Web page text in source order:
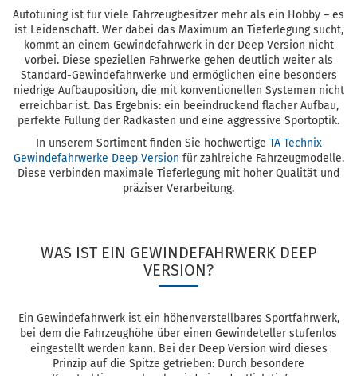
Autotuning ist für viele Fahrzeugbesitzer mehr als ein Hobby – es
ist Leidenschaft. Wer dabei das Maximum an Tieferlegung sucht,
kommt an einem Gewindefahrwerk in der Deep Version nicht
vorbei. Diese speziellen Fahrwerke gehen deutlich weiter als
Standard-Gewindefahrwerke und ermöglichen eine besonders
niedrige Aufbauposition, die mit konventionellen Systemen nicht
erreichbar ist. Das Ergebnis: ein beeindruckend flacher Aufbau,
perfekte Füllung der Radkästen und eine aggressive Sportoptik.
In unserem Sortiment finden Sie hochwertige TA Technix
Gewindefahrwerke Deep Version für zahlreiche Fahrzeugmodelle.
Diese verbinden maximale Tieferlegung mit hoher Qualität und
präziser Verarbeitung.
WAS IST EIN GEWINDEFAHRWERK DEEP
VERSION?
Ein Gewindefahrwerk ist ein höhenverstellbares Sportfahrwerk,
bei dem die Fahrzeughöhe über einen Gewindeteller stufenlos
eingestellt werden kann. Bei der Deep Version wird dieses
Prinzip auf die Spitze getrieben: Durch besondere